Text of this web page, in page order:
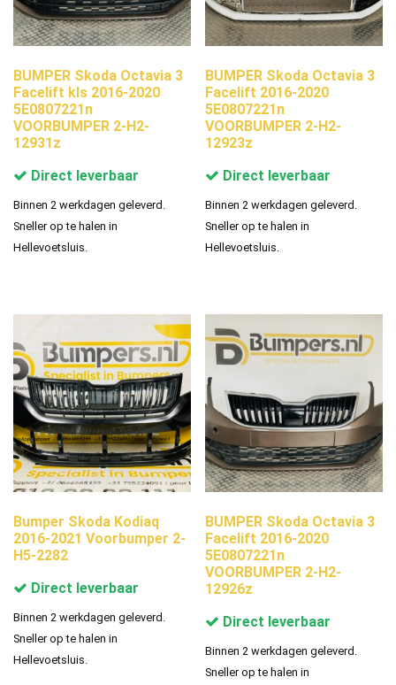
BUMPER Skoda Octavia 3
Facelift kls 2016-2020
5E0807221n
VOORBUMPER 2-H2-
12931z
Direct leverbaar
Binnen 2 werkdagen geleverd.
Sneller op te halen in
Hellevoetsluis.
BUMPER Skoda Octavia 3
Facelift 2016-2020
5E0807221n
VOORBUMPER 2-H2-
12923z
Direct leverbaar
Binnen 2 werkdagen geleverd.
Sneller op te halen in
Hellevoetsluis.
Bumper Skoda Kodiaq
2016-2021 Voorbumper 2-
H5-2282
Direct leverbaar
Binnen 2 werkdagen geleverd.
Sneller op te halen in
Hellevoetsluis.
BUMPER Skoda Octavia 3
Facelift 2016-2020
5E0807221n
VOORBUMPER 2-H2-
12926z
Direct leverbaar
Binnen 2 werkdagen geleverd.
Sneller op te halen in